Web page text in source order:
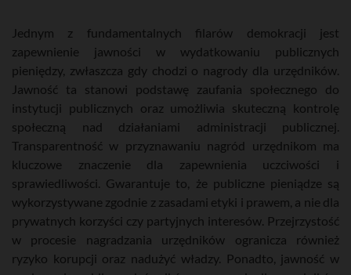
Jednym z fundamentalnych filarów demokracji jest
zapewnienie jawności w wydatkowaniu publicznych
pieniędzy, zwłaszcza gdy chodzi o nagrody dla urzędników.
Jawność ta stanowi podstawę zaufania społecznego do
instytucji publicznych oraz umożliwia skuteczną kontrolę
społeczną nad działaniami administracji publicznej.
Transparentność w przyznawaniu nagród urzędnikom ma
kluczowe znaczenie dla zapewnienia uczciwości i
sprawiedliwości. Gwarantuje to, że publiczne pieniądze są
wykorzystywane zgodnie z zasadami etyki i prawem, a nie dla
prywatnych korzyści czy partyjnych interesów. Przejrzystość
w procesie nagradzania urzędników ogranicza również
ryzyko korupcji oraz nadużyć władzy. Ponadto, jawność w